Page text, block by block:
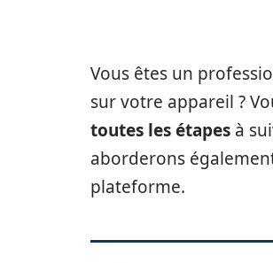
Vous êtes un
sur votre appareil ?
toutes les étapes à
aborderons
plateforme.